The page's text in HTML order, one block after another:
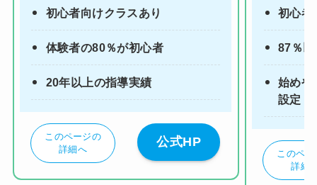
初心者向けクラスあり
体験者の80％が初心者
20年以上の指導実績
このページの
詳細へ
公式HP
初心者
87％以
始めや
設定
このペー
詳細